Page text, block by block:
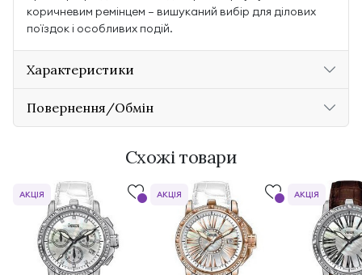
коричневим ремінцем — вишуканий вибір для ділових
поїздок і особливих подій.
Характеристики
Повернення/Обмін
Схожі товари
АКЦІЯ АКЦІЯ АКЦІЯ